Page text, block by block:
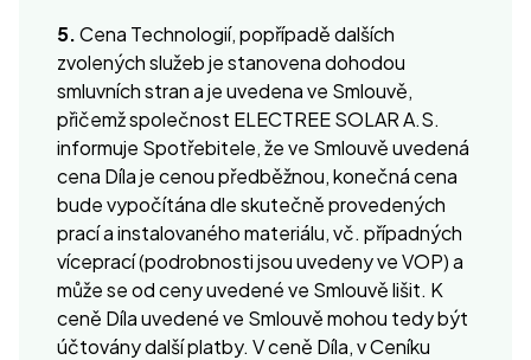
5.Cena Technologií, popřípadě dalších
zvolených služeb je stanovena dohodou
smluvních stran a je uvedena ve Smlouvě,
přičemž společnost ELECTREE SOLAR A.S.
informuje Spotřebitele, že ve Smlouvě uvedená
cena Díla je cenou předběžnou, konečná cena
bude vypočítána dle skutečně provedených
prací a instalovaného materiálu, vč. případných
víceprací (podrobnosti jsou uvedeny ve VOP) a
může se od ceny uvedené ve Smlouvě lišit. K
ceně Díla uvedené ve Smlouvě mohou tedy být
účtovány další platby. V ceně Díla, v Ceníku